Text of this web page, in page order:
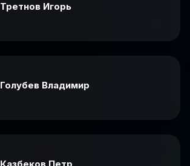
Третнов Игорь
Голубев Владимир